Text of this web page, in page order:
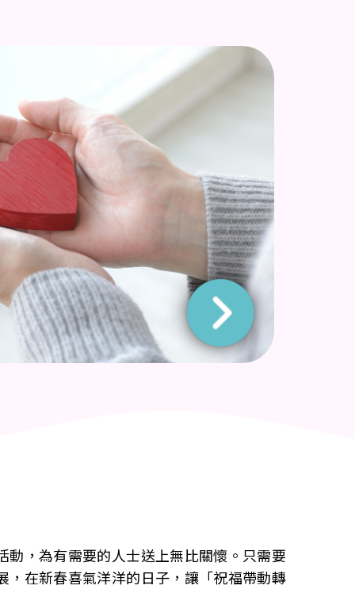
，為有需要的人士送上無比關懷。只需要
在新春喜氣洋洋的日子，讓「祝福帶動轉